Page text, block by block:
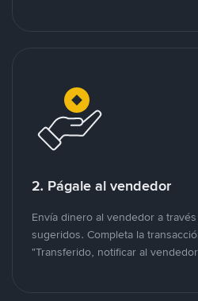
2. Págale al vendedor
Envía dinero al vendedor a
sugeridos. Completa la
"Transferido, notificar al